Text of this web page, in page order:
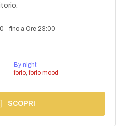
-fino a Ore 23:00
By night
forio, forio mood
SCOPRI